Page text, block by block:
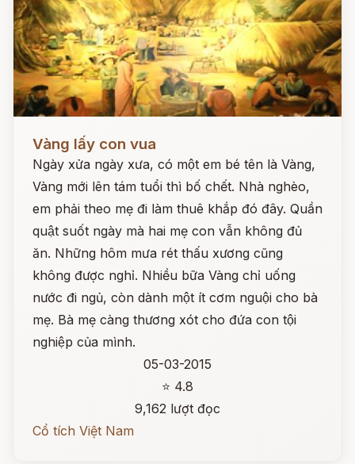
Vàng lấy con vua
Ngày xửa ngày xưa, có một em bé tên là Vàng,
Vàng mới lên tám tuổi thì bố chết. Nhà nghèo,
em phải theo mẹ đi làm thuê khắp đó đây. Quần
quật suốt ngày mà hai mẹ con vẫn không đủ
ăn. Những hôm mưa rét thấu xương cũng
không được nghỉ. Nhiều bữa Vàng chỉ uống
nước đi ngủ, còn dành một ít cơm nguội cho bà
mẹ. Bà mẹ càng thương xót cho đứa con tội
nghiệp của mình.
05-03-2015
⭐ 4.8
9,162 lượt đọc
Cổ tích Việt Nam